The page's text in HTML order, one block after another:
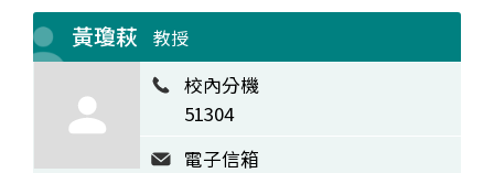
黃瓊萩 教授
校內分機
51304
電子信箱